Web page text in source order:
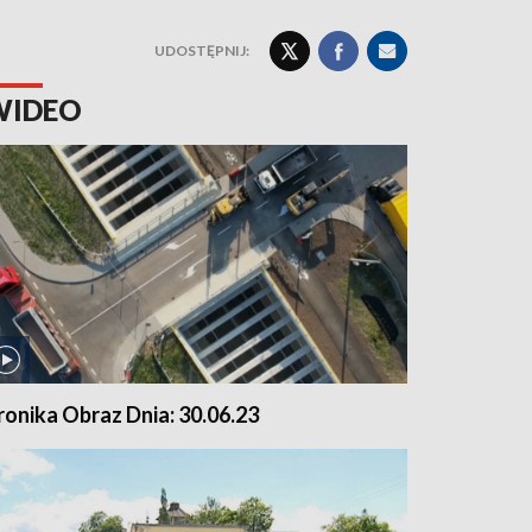
UDOSTĘPNIJ:
Obraz Dnia: 30.06.23